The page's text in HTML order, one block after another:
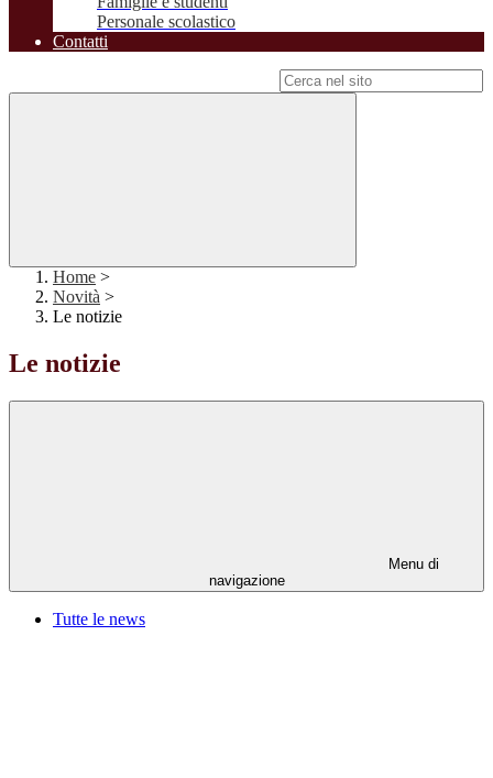
Personale scolastico
Contatti
Home >
Novità >
Le notizie
Le notizie
Menu di
navigazione
Tutte le news